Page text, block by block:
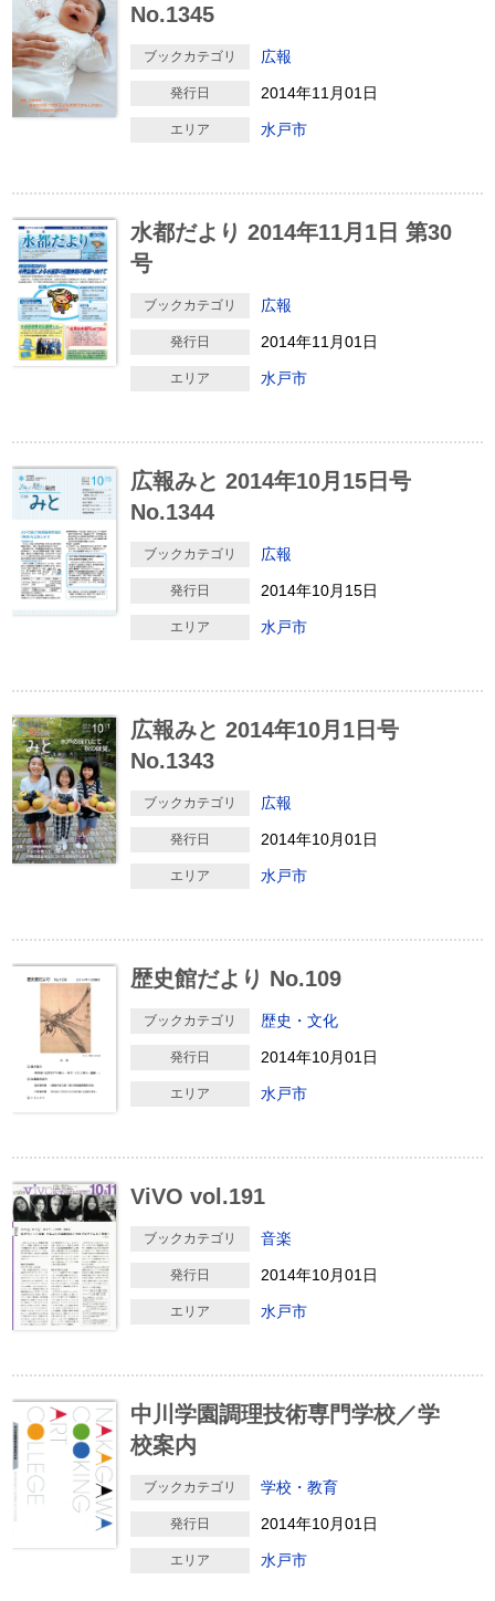
No.1345
ブックカテゴリ 広報
発行日 2014年11月01日
エリア 水戸市
水都だより 2014年11月1日 第30
号
ブックカテゴリ 広報
発行日 2014年11月01日
エリア 水戸市
広報みと 2014年10月15日号
No.1344
ブックカテゴリ 広報
発行日 2014年10月15日
エリア 水戸市
広報みと 2014年10月1日号
No.1343
ブックカテゴリ 広報
発行日 2014年10月01日
エリア 水戸市
歴史館だより No.109
ブックカテゴリ 歴史・文化
発行日 2014年10月01日
エリア 水戸市
ViVO vol.191
ブックカテゴリ 音楽
発行日 2014年10月01日
エリア 水戸市
中川学園調理技術専門学校／学
校案内
ブックカテゴリ 学校・教育
発行日 2014年10月01日
エリア 水戸市